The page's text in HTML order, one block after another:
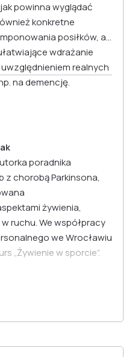
powinna wyglądać
konkretne
posiłków, a
wdrażanie
realnych
na demencję.
poradnika
z chorobą Parkinsona,
żywienia,
ruchu. We współpracy
we Wrocławiu
„Żywienie w sporcie”.